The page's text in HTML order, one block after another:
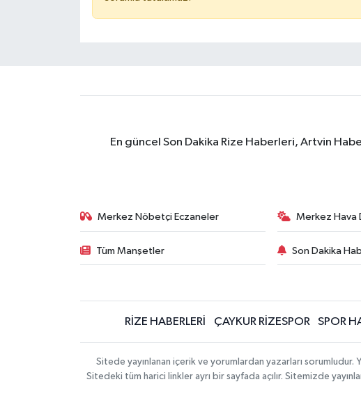
En güncel Son Dakika Rize Haberleri, Artvin
Merkez Nöbetçi Eczaneler Merkez Hava
Tüm Manşetler Son Dakika
RİZE HABERLERİ ÇAYKUR RİZESPOR SPOR
Sitede yayınlanan içerik ve yorumlardan yazarları
Sitedeki tüm harici linkler ayrı bir sayfada açılır. Sitemizde